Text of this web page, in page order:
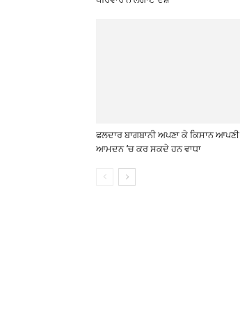
ਫਲਦਾਰ ਬਾਗਬਾਨੀ ਅਪਣਾ ਕੇ ਕਿਸਾਨ ਆਪਣੀ
ਆਮਦਨ ‘ਚ ਕਰ ਸਕਦੇ ਹਨ ਵਾਧਾ